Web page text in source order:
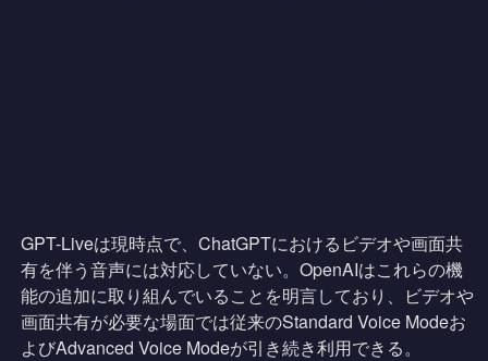
GPT-Liveは現時点で、ChatGPTにおけるビデオや画面共
有を伴う音声には対応していない。OpenAIはこれらの機
能の追加に取り組んでいることを明言しており、ビデオや
画面共有が必要な場面では従来のStandard Voice Modeお
よびAdvanced Voice Modeが引き続き利用できる。